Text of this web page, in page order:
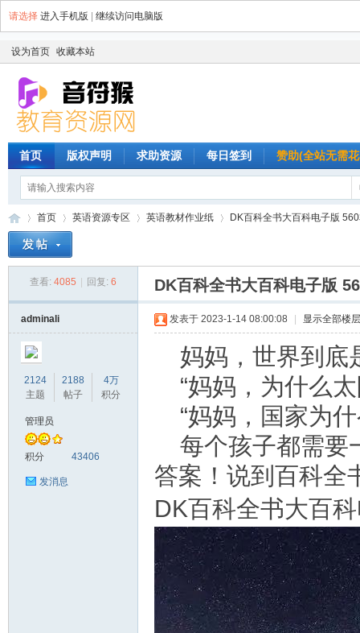
请选择 进入手机版 继续访问电脑版
设为首页 收藏本站
首页 版权声明 求助资源 每日签到 赞助(全站无需
首页
›
英语资源专区 英语教材作业纸
›
DK百科全书大百科电子版
查看: 4085 回复: 6 DK百科全书大百科电子版
adminali
2124
主题
2188
帖子
4万
积分
管理员
积分 43406
发消息
发表于 2023-1-14 08:00:08 显示全部楼层
妈妈，世界到底
“妈妈，为什么
“妈妈，国家为
每个孩子都需要
答案！说到百科全
DK百科全书大百